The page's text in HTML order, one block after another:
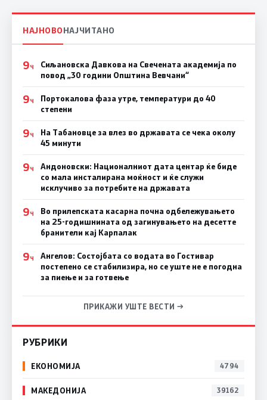
НАЈНОВОНАЈЧИТАНО
9Ч
Сиљановска Давкова на Свечената академија по
повод „30 години Општина Вевчани“
9Ч
Портокалова фаза утре, температури до 40
степени
9Ч
На Табановце за влез во државата се чека околу
45 минути
9Ч
Андоновски: Националниот дата центар ќе биде
со мала инсталирана моќност и ќе служи
исклучиво за потребите на државата
9Ч
Во прилепската касарна почна одбележувањето
на 25-годишнината од загинувањето на десетте
бранители кај Карпалак
9Ч
Ангелов: Состојбата со водата во Гостивар
постепено се стабилизира, но се уште не е погодна
за пиење и за готвење
ПРИКАЖИ УШТЕ ВЕСТИ →
РУБРИКИ
ЕКОНОМИЈА 4794
МАКЕДОНИЈА 39162